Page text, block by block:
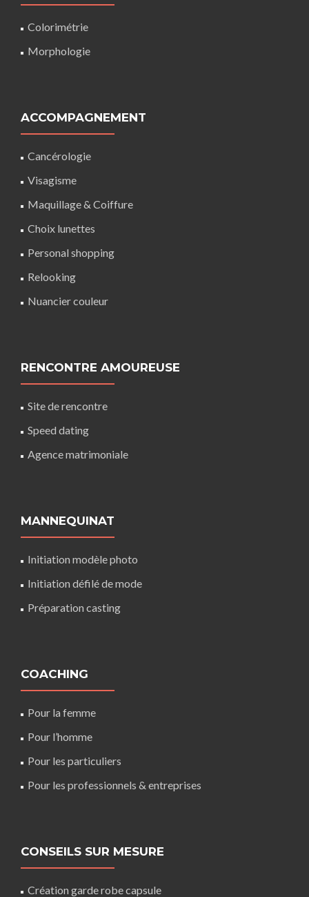
Colorimétrie
Morphologie
ACCOMPAGNEMENT
Cancérologie
Visagisme
Maquillage& Coiffure
Choix lunettes
Personal shopping
Relooking
Nuancier couleur
RENCONTRE AMOUREUSE
Site de rencontre
Speed dating
Agence matrimoniale
MANNEQUINAT
Initiation modèle photo
Initiation défilé de mode
Préparation casting
COACHING
Pour la femme
Pour l’homme
Pour les particuliers
Pour les professionnels & entreprises
CONSEILS SUR MESURE
Création garde robe capsule